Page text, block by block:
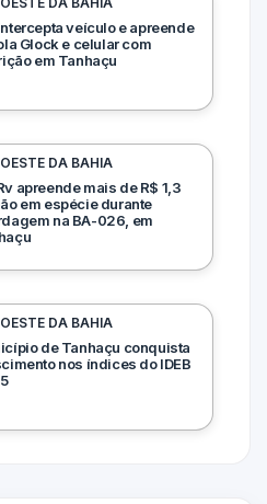
veículo e apreende
Glock e celular com
em Tanhaçu
DA BAHIA
apreende mais de R$ 1,3
em espécie durante
na BA-026, em
DA BAHIA
de Tanhaçu conquista
nos índices do IDEB